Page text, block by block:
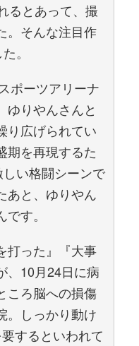
るとあって、撮
。そんな注目作
。
ポーツアリーナ
ゆりやんさんと
り広げられてい
期を再現するた
しい格闘シーンで
あと、ゆりやん
す。
打った』『大事
、10月24日に病
ころ脳への損傷
。しっかり動け
するといわれて